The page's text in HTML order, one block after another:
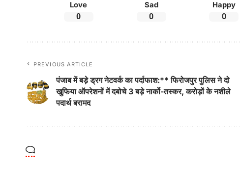
Love
0
Sad
0
Happy
0
PREVIOUS ARTICLE
पंजाब में बड़े ड्रग नेटवर्क का पर्दाफाश:** फिरोजपुर पुलिस ने दो
खुफिया ऑपरेशनों में दबोचे 3 बड़े नार्को-तस्कर, करोड़ों के नशीले
पदार्थ बरामद